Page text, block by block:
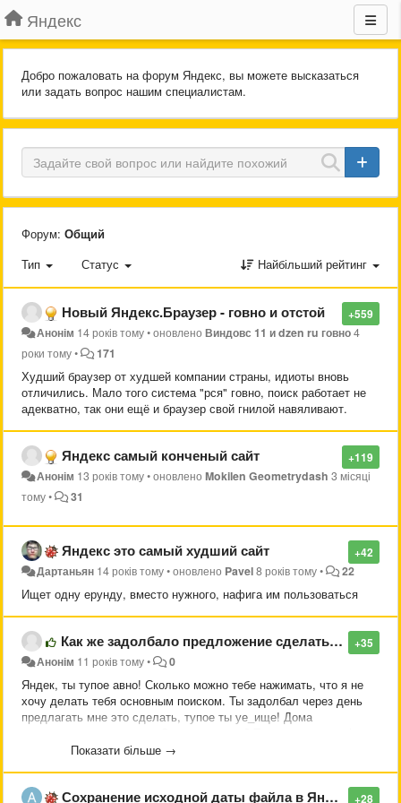
Яндекс
Добро пожаловать на форум Яндекс, вы можете высказаться
или задать вопрос нашим специалистам.
Форум: Общий
Тип
Статус Найбільший рейтинг
+559
Новый Яндекс.Браузер - говно и отстой
Анонім 14 років тому•оновленоВиндовс 11 и dzen ru говно4
роки тому• 171
Худший браузер от худшей компании страны, идиоты вновь
отличились. Мало того система "рся" говно, поиск работает не
адекватно, так они ещё и браузер свой гнилой навяливают.
+119
Яндекс самый конченый сайт
Анонім 13 років тому•оновленоMokilen Geometrydash 3 місяці
тому• 31
+42
Яндекс это самый худший сайт
Дартаньян 14 років тому•оновлено Pavel8 років тому• 22
Ищет одну ерунду, вместо нужного, нафига им пользоваться
+35
Как же задолбало предложение сделать яндекс поиск основным
Анонім 11 років тому• 0
Яндек, ты тупое авно! Сколько можно тебе нажимать, что я не
хочу делать тебя основным поиском. Ты задолбал через день
предлагать мне это сделать, тупое ты уе_ище! Дома
бесить своих пользователей?
Показати більше →
+28
Сохранение исходной даты файла в Яндекс Диск